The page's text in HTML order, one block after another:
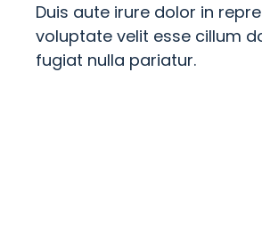
Duis aute irure dolor in
voluptate velit esse cillum
fugiat nulla pariatur.